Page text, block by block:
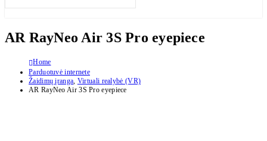
AR RayNeo Air 3S Pro eyepiece
Home
Parduotuvė internete
Žaidimų įranga, Virtuali realybė (VR)
AR RayNeo Air 3S Pro eyepiece